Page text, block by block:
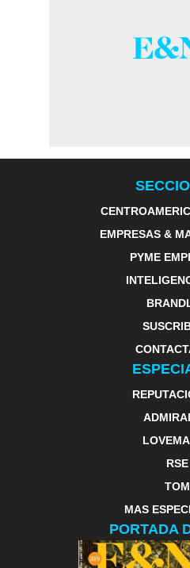
EMPRESAS &
PYME
RSE
TOM
MAS
PORTADA